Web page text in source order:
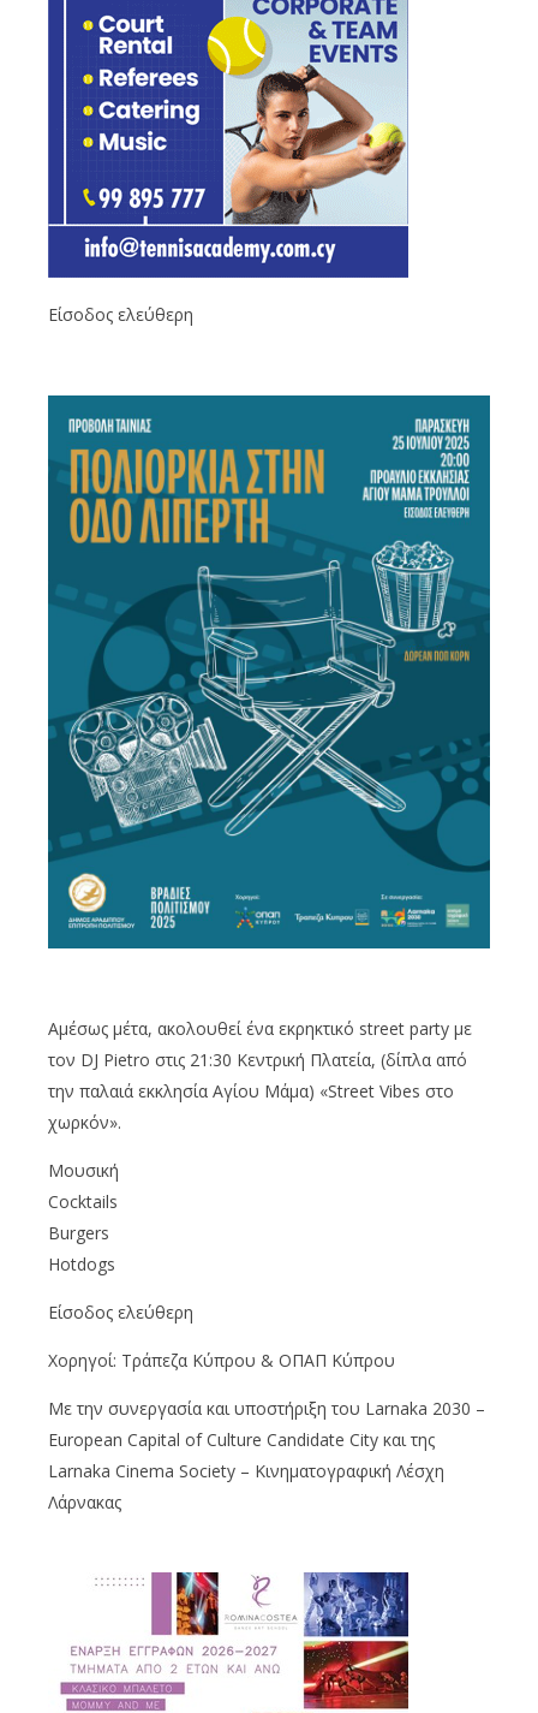
Είσοδος ελεύθερη
Αμέσως μέτα, ακολουθεί ένα εκρηκτικό street party με
τον DJ Pietro στις 21:30 Κεντρική Πλατεία, (δίπλα από
την παλαιά εκκλησία Αγίου Μάμα) «Street Vibes στο
χωρκόν».
Μουσική
Cocktails
Burgers
Hotdogs
Είσοδος ελεύθερη
Χορηγοί: Τράπεζα Κύπρου & ΟΠΑΠ Κύπρου
Με την συνεργασία και υποστήριξη του Larnaka 2030 –
European Capital of Culture Candidate City και της
Larnaka Cinema Society – Κινηματογραφική Λέσχη
Λάρνακας